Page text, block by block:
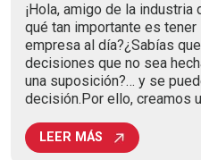
¡Hola, amigo de la
qué tan importante es
empresa al día?¿Sabías
decisiones que no sea
una suposición?… y se
decisión.Por ello, creamos
LEER MÁS